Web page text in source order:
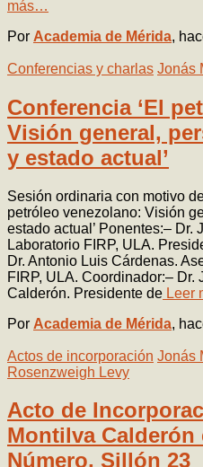
más…
Por Academia de Mérida,
Conferencias y charlas Jonás
Conferencia ‘El
Visión general,
y estado actual’
Sesión ordinaria con motivo
petróleo venezolano: Visión
estado actual’ Ponentes:– Dr.
Laboratorio FIRP, ULA.
Dr. Antonio Luis Cárdenas.
FIRP, ULA. Coordinador:– Dr.
Calderón. Presidente de Leer
Por Academia de Mérida,
Actos de incorporación Jonás
Rosenzweigh Levy
Acto de
Montilva
Número, Sillón 23